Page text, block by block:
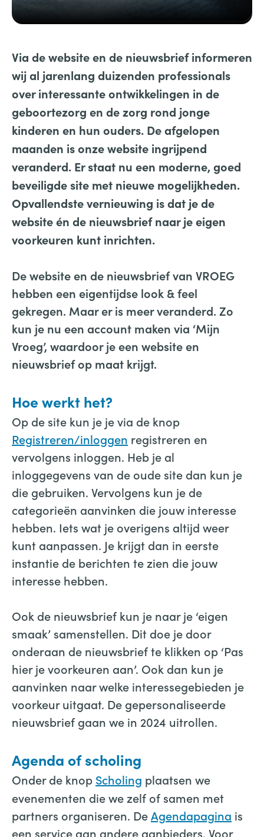
Via de website en de nieuwsbrief informeren
wij al jarenlang duizenden professionals
over interessante ontwikkelingen in de
geboortezorg en de zorg rond jonge
kinderen en hun ouders. De afgelopen
maanden is onze website ingrijpend
veranderd. Er staat nu een moderne, goed
beveiligde site met nieuwe mogelijkheden.
Opvallendste vernieuwing is dat je de
website én de nieuwsbrief naar je eigen
voorkeuren kunt inrichten.
De website en de nieuwsbrief van VROEG
hebben een eigentijdse look & feel
gekregen. Maar er is meer veranderd. Zo
kun je nu een account maken via ‘Mijn
Vroeg’, waardoor je een website en
nieuwsbrief op maat krijgt.
Hoe werkt het?
Op de site kun je je via de knop
Registreren/inloggen registreren en
vervolgens inloggen. Heb je al
inloggegevens van de oude site dan kun je
die gebruiken. Vervolgens kun je de
categorieën aanvinken die jouw interesse
hebben. Iets wat je overigens altijd weer
kunt aanpassen. Je krijgt dan in eerste
instantie de berichten te zien die jouw
interesse hebben.
Ook de nieuwsbrief kun je naar je ‘eigen
smaak’ samenstellen. Dit doe je door
onderaan de nieuwsbrief te klikken op ‘Pas
hier je voorkeuren aan’. Ook dan kun je
aanvinken naar welke interessegebieden je
voorkeur uitgaat. De gepersonaliseerde
nieuwsbrief gaan we in 2024 uitrollen.
Agenda of scholing
Onder de knop Scholing plaatsen we
evenementen die we zelf of samen met
partners organiseren. DeAgendapagina is
een service aan andere aanbieders. Voor